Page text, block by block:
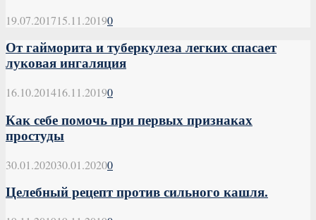
19.07.201715.11.20190
От гайморита и туберкулеза легких спасает
луковая ингаляция
16.10.201416.11.20190
Как себе помочь при первых признаках
простуды
30.01.202030.01.20200
Целебный рецепт против сильного кашля.